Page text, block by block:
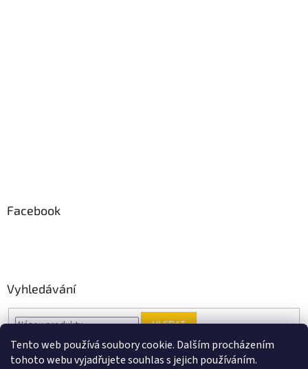
Tento web používá soubory cookie. Dalším procházením
tohoto webu vyjadřujete souhlas s jejich používáním.
Facebook
Vyhledávání
HLEDAT